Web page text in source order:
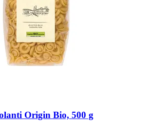
Origin Bio, 500 g